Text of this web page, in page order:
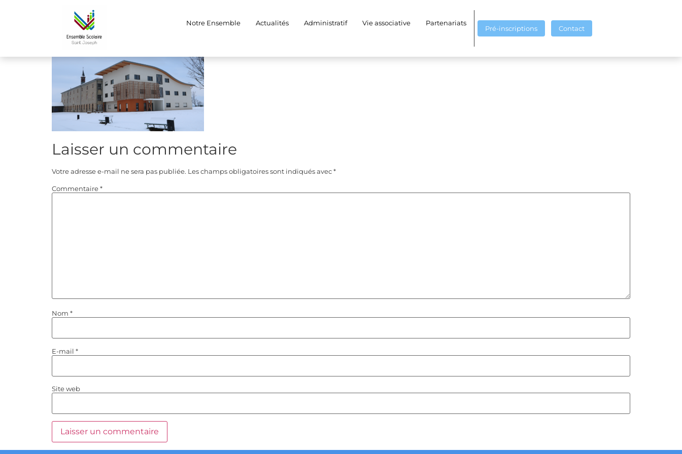
Notre Ensemble Actualités Administratif Vie associative Partenariats
Pré-inscriptions Contact
neige
Laisser un commentaire
Votre adresse e-mail ne sera pas publiée. Les champs obligatoires sont indiqués avec*
Commentaire*
Nom *
E-mail *
Site web